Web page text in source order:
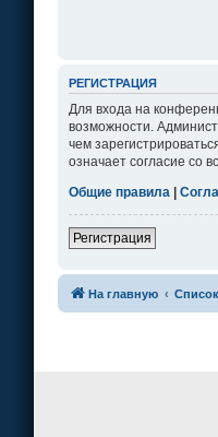
РЕГИСТРАЦИЯ
Для входа на
возможности.
чем
означает согласие со
Общие правила |
Регистрация
На главную